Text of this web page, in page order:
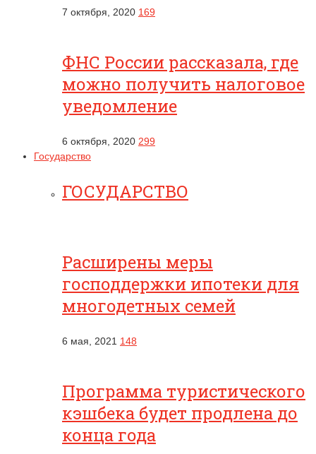
7 октября, 2020 169
ФНС России рассказала, где
можно получить налоговое
уведомление
6 октября, 2020 299
Государство
ГОСУДАРСТВО
Расширены меры
господдержки ипотеки для
многодетных семей
6 мая, 2021 148
Программа туристического
кэшбека будет продлена до
конца года